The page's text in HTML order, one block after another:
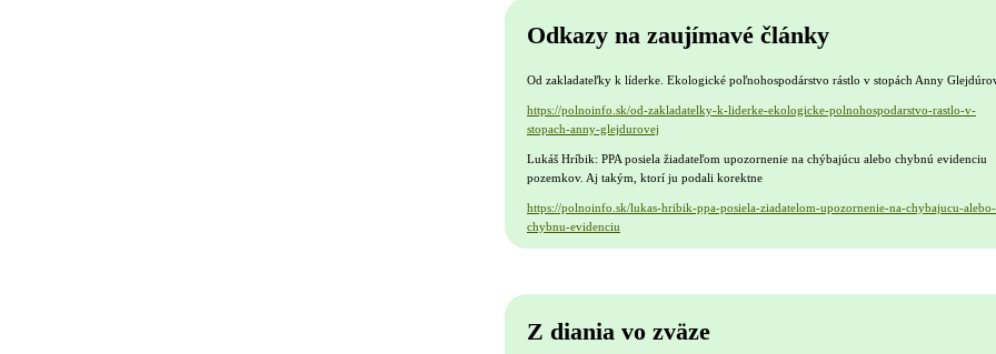
Odkazy na zaujímavé články
Od zakladateľky k líderke. Ekologické poľnohospodárstvo rástlo v stopách Anny
https://polnoinfo.sk/od-zakladatelky-k-liderke-ekologicke-polnohospodarstvo-rastlo-v-
stopach-anny-glejdurovej
Lukáš Hríbik: PPA posiela žiadateľom upozornenie na chýbajúcu alebo chybnú evidenciu
pozemkov. Aj takým, ktorí ju podali korektne
https://polnoinfo.sk/lukas-hribik-ppa-posiela-ziadatelom-upozornenie-na-chybajucu-alebo-
chybnu-evidenciu
Z diania vo zväze